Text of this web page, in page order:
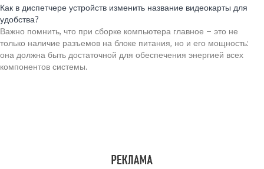
Как в диспетчере устройств изменить название видеокарты для
удобства?
Важно помнить, что при сборке компьютера главное – это не
только наличие разъемов на блоке питания, но и его мощность:
она должна быть достаточной для обеспечения энергией всех
компонентов системы.